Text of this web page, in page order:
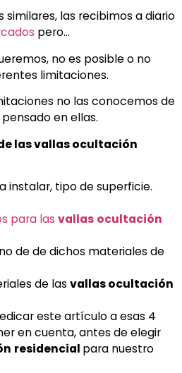
similares, las recibimos a diario
pero…
no es posible o no
limitaciones.
no las conocemos de
en ellas.
las vallas ocultación
instalar, tipo de superficie.
para las vallas ocultación
de de dichos materiales de
de las vallas ocultación
este artículo a esas 4
en cuenta, antes de elegir
residencial para nuestro